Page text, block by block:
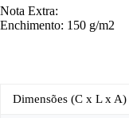
Nota Extra:
Enchimento: 150 g/m2
Dimensões (C x L x A)